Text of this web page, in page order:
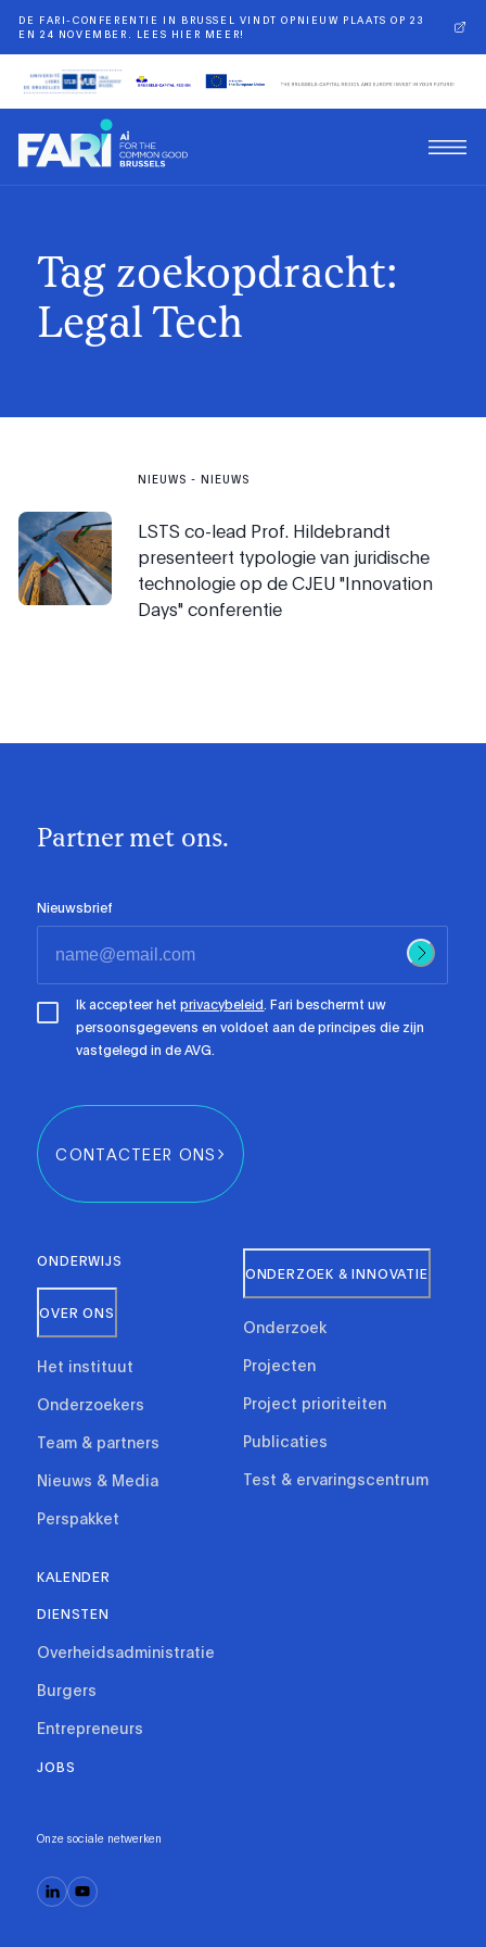
DE FARI-CONFERENTIE IN BRUSSEL VINDT OPNIEUW PLAATS OP 23
EN 24 NOVEMBER. LEES HIER MEER!
Tag zoekopdracht:
Legal Tech
NIEUWS -NIEUWS
LSTS co-lead Prof. Hildebrandt
presenteert typologie van juridische
technologie op de CJEU "Innovation
Days" conferentie
Partner met ons.
Nieuwsbrief
Ik accepteer hetprivacybeleid. Fari beschermt uw
persoonsgegevens en voldoet aan de principes die zijn
vastgelegd in de AVG.
CONTACTEER ONS
ONDERWIJS
OVER ONS
Het instituut
Onderzoekers
Team & partners
Nieuws & Media
Perspakket
ONDERZOEK & INNOVATIE
Onderzoek
Projecten
Project prioriteiten
Publicaties
Test & ervaringscentrum
KALENDER
DIENSTEN
Overheidsadministratie
Burgers
Entrepreneurs
JOBS
Onze sociale netwerken